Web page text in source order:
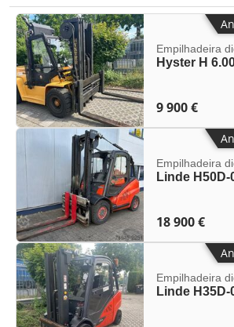
Empilhadeira
Hyster H
9 900 €
Empilhadeira
Linde H50D-
18 900 €
Empilhadeira
Linde H35D-